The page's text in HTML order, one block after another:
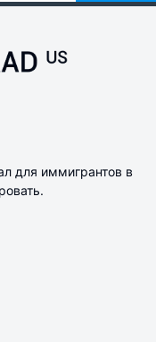
для иммигрантов в